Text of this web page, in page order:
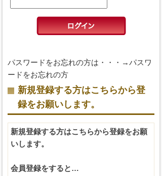
パスワードをお忘れの方は・・・→パスワ
ードをお忘れの方
新規登録する方はこちらから登
録をお願いします。
新規登録する方はこちらから登録をお願
いします。
会員登録をすると…